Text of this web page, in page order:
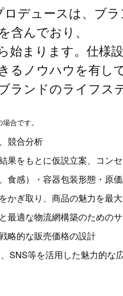
デュースは、ブ
含んでおり、
始まります。仕様
るノウハウを有し
ランドのライフス
合です。
競合分析
をもとに仮説立案、コン
感）・容器包装形態・原
ぎ取り、商品の魅力を最
適な物流網構築のためのサ
略的な販売価格の設計
SNS等を活用した魅力的な